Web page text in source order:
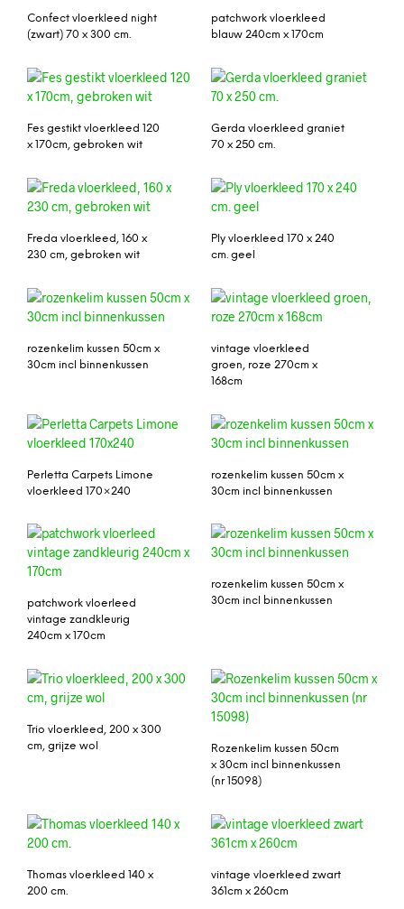
Confect vloerkleed night
(zwart) 70 x 300 cm.
patchwork vloerkleed
blauw 240cm x 170cm
Fes gestikt vloerkleed 120
x 170cm, gebroken wit
Gerda vloerkleed graniet
70 x 250 cm.
Freda vloerkleed, 160 x
230 cm, gebroken wit
Ply vloerkleed 170 x 240
cm. geel
rozenkelim kussen 50cm x
30cm incl binnenkussen
vintage vloerkleed
groen, roze 270cm x
168cm
Perletta Carpets Limone
vloerkleed 170×240
rozenkelim kussen 50cm x
30cm incl binnenkussen
patchwork vloerleed
vintage zandkleurig
240cm x 170cm
rozenkelim kussen 50cm x
30cm incl binnenkussen
Trio vloerkleed, 200 x 300
cm, grijze wol
Rozenkelim kussen 50cm
x 30cm incl binnenkussen
(nr 15098)
Thomas vloerkleed 140 x
200 cm.
vintage vloerkleed zwart
361cm x 260cm